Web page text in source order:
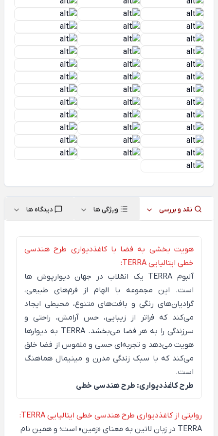
نقد و بررسی ویژگی ها دیدگاه ها
هویت بخشی به فضا با کاغذدیواری طرح هندسی
خطی ایتالیایی TERRA:
آلبوم TERRA یک انقلاب در جهان دیوارپوش ها
است. این مجموعه با الهام از فرم‌های طبیعی،
گرادیان‌های رنگی و بافت‌های متنوع، محیطی ایجاد
می‌کند که فراتر از زیبایی، حس آرامش، راحتی و
سرزندگی را به هر فضا می‌بخشد. TERRA به دیوارها
هویت می‌دهد و تجربه‌ای حسی و ملموس از فضا خلق
می‌کند که با سبک زندگی مدرن و مینیمال هماهنگ
است.
طرح کاغذدیواری: طرح هندسی خطی
روایتی از کاغذدیواری طرح هندسی خطی ایتالیایی TERRA:
TERRA در زبان لاتین به معنای «زمین» است؛ و همین نام